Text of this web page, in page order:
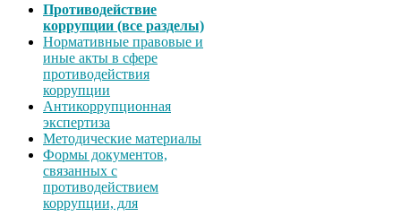
Противодействие
коррупции (все разделы)
Нормативные правовые и
иные акты в сфере
противодействия
коррупции
Антикоррупционная
экспертиза
Методические материалы
Формы документов,
связанных с
противодействием
коррупции, для